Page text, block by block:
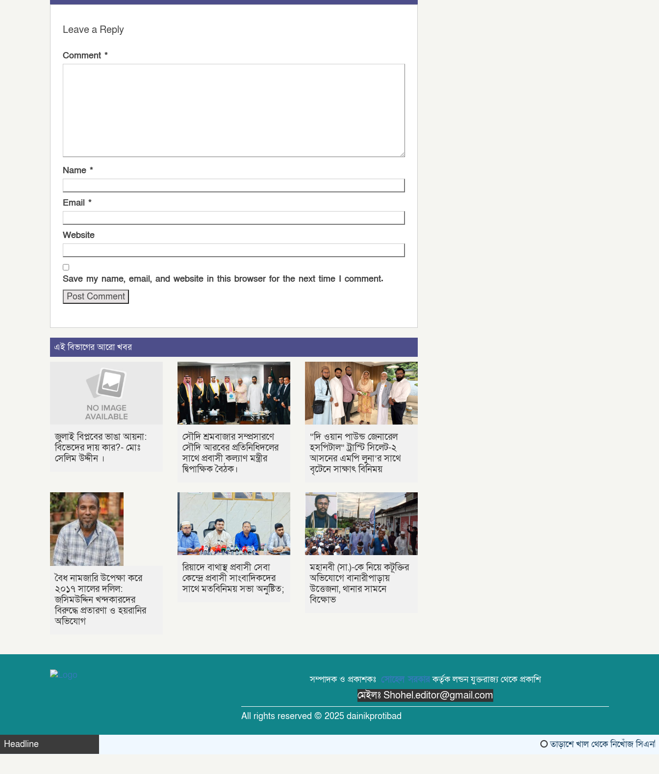
Leave a Reply
Comment *
Name *
Email *
Website
Save my name, email, and website in this browser for the next time I comment.
এই বিভাগের আরো খবর
জুলাই বিপ্লবের ভাঙা আয়না:
বিভেদের দায় কার?- মোঃ
সেলিম উদ্দীন ।
সৌদি শ্রমবাজার সম্প্রসারণে
সৌদি আরবের প্রতিনিধিদলের
সাথে প্রবাসী কল্যাণ মন্ত্রীর
দ্বিপাক্ষিক বৈঠক।
“দি ওয়ান পাউন্ড জেনারেল
হসপিটাল” ট্রাস্টি সিলেট-২
আসনের এমপি লুনা’র সা‌থে
বৃটেনে সাক্ষাৎ বিনিময়
বৈধ নামজারি উপেক্ষা করে
২০১৭ সালের দলিল:
জসিমউদ্দিন খন্দকারদের
বিরুদ্ধে প্রতারণা ও হয়রানির
অভিযোগ
রিয়াদে বাথাস্থ প্রবাসী সেবা
কেন্দ্রে প্রবাসী সাংবাদিকদের
সাথে মতবিনিময় সভা অনুষ্টিত;
মহানবী (সা.)-কে নিয়ে কটূক্তির
অভিযোগে বানারীপাড়ায়
উত্তেজনা, থানার সামনে
বিক্ষোভ
সম্পাদক ও প্রকাশকঃ সোহেল সরকারকর্তৃক লন্ডন যুক্তরাজ্য থেকে প্রকাশি
মেইলঃ Shohel.editor@gmail.com
All rights reserved © 2025 dainikprotibad
Headline তাড়াশে খাল থেকে নিখোঁজ